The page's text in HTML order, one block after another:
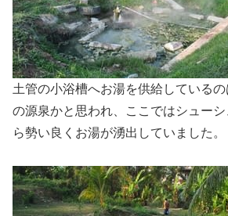
土管の小浴槽へお湯を供給している
の源泉かと思われ、ここではシュー
ら勢い良くお湯が湧出していました。